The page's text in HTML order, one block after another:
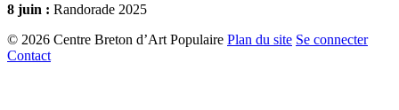
8 juin : Randorade 2025
© 2026 Centre Breton d’Art Populaire Plan du site Se connecter
Contact